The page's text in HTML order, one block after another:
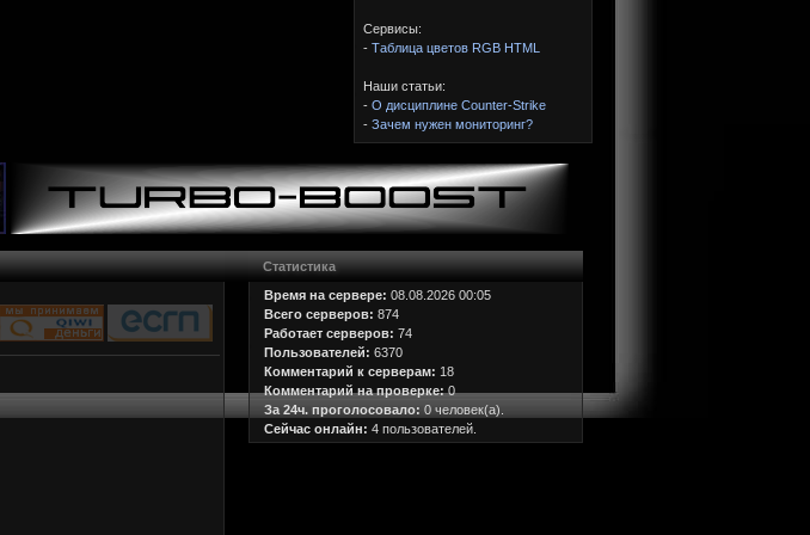
Сервисы:
- Таблица цветов RGB HTML
Наши статьи:
- О дисциплине Counter-Strike
- Зачем нужен мониторинг?
Статистика
Время на сервере: 08.08.2026 00:05
Всего серверов: 874
Работает серверов: 74
Пользователей: 6370
Комментарий к серверам: 18
Комментарий на проверке:0
За 24ч. проголосовало: 0 человек(а).
Сейчас онлайн: 4 пользователей.